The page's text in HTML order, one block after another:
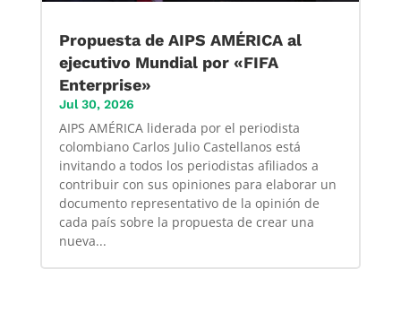
Propuesta de AIPS AMÉRICA al
ejecutivo Mundial por «FIFA
Enterprise»
Jul 30, 2026
AIPS AMÉRICA liderada por el periodista
colombiano Carlos Julio Castellanos está
invitando a todos los periodistas afiliados a
contribuir con sus opiniones para elaborar un
documento representativo de la opinión de
cada país sobre la propuesta de crear una
nueva...